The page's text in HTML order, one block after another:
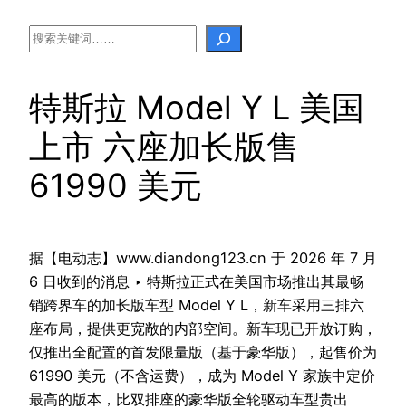
Search
特斯拉 Model Y L 美国
上市 六座加长版售
61990 美元
据【电动志】www.diandong123.cn 于 2026 年 7 月
6 日收到的消息 ‣ 特斯拉正式在美国市场推出其最畅
销跨界车的加长版车型 Model Y L，新车采用三排六
座布局，提供更宽敞的内部空间。新车现已开放订购，
仅推出全配置的首发限量版（基于豪华版），起售价为
61990 美元（不含运费），成为 Model Y 家族中定价
最高的版本，比双排座的豪华版全轮驱动车型贵出